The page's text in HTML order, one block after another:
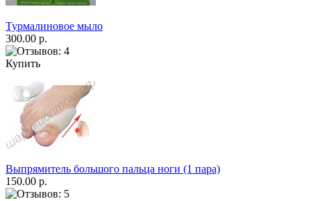
Турмалиновое мыло
300.00 р.
Купить
Выпрямитель большого пальца ноги (1 пара)
150.00 р.